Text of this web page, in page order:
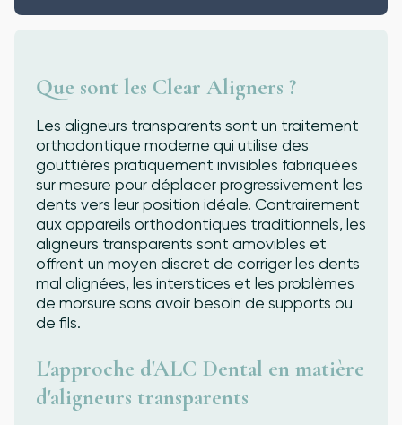
Que sont les Clear Aligners ?
Les aligneurs transparents sont un traitement
orthodontique moderne qui utilise des
gouttières pratiquement invisibles fabriquées
sur mesure pour déplacer progressivement les
dents vers leur position idéale. Contrairement
aux appareils orthodontiques traditionnels, les
aligneurs transparents sont amovibles et
offrent un moyen discret de corriger les dents
mal alignées, les interstices et les problèmes
de morsure sans avoir besoin de supports ou
de fils.
L'approche d'ALC Dental en matière
d'aligneurs transparents